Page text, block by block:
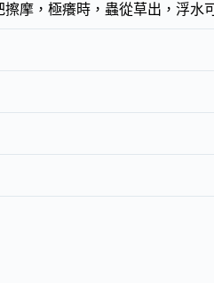
摩，極癢時，蟲從草出，浮水